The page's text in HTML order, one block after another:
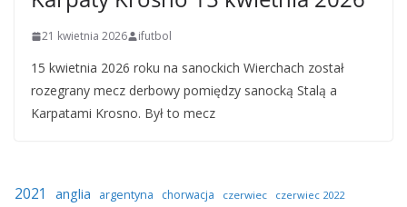
21 kwietnia 2026 ifutbol
15 kwietnia 2026 roku na sanockich Wierchach został
rozegrany mecz derbowy pomiędzy sanocką Stalą a
Karpatami Krosno. Był to mecz
2021 anglia argentyna chorwacja czerwiec
czerwiec 2022